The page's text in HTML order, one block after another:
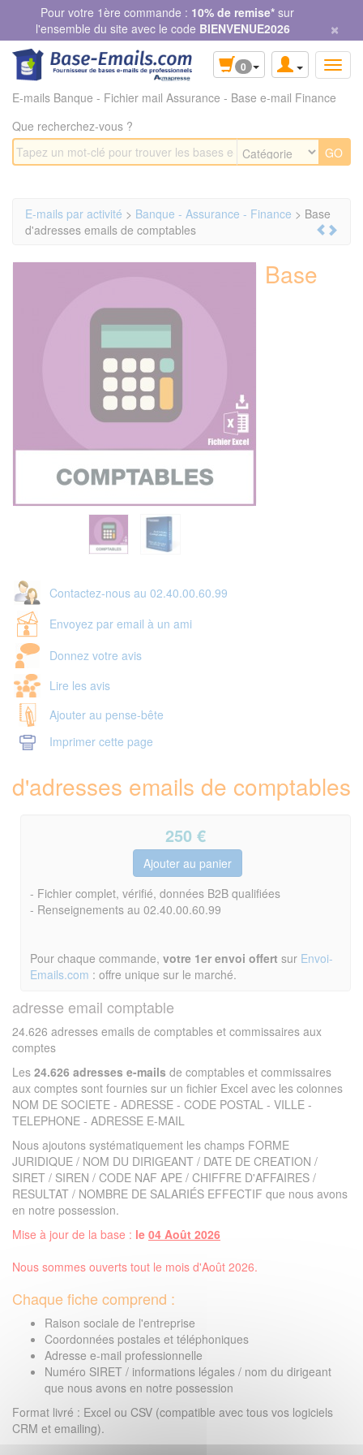
Pour votre 1ère commande : 10% de remise* sur
l'ensemble du site avec le code BIENVENUE2026 ×
0
E-mails Banque - Fichier mail Assurance - Base e-mail Finance
Que recherchez-vous ?
E-mails par activité > Banque - Assurance - Finance > Base
d'adresses emails de comptables
Contactez-nous au 02.40.00.60.99
Envoyez par email à un ami
Donnez votre avis
Lire les avis
Ajouter au pense-bête
Imprimer cette page
Base
d'adresses emails de comptables
250 €
- Fichier complet, vérifié, données B2B qualifiées
- Renseignements au 02.40.00.60.99
Pour chaque commande, votre 1er envoi offert sur Envoi-
Emails.com : offre unique sur le marché.
adresse email comptable
24.626 adresses emails de comptables et commissaires aux
comptes
Les 24.626 adresses e-mails de comptables et commissaires
aux comptes sont fournies sur un fichier Excel avec les colonnes
NOM DE SOCIETE - ADRESSE - CODE POSTAL - VILLE -
TELEPHONE - ADRESSE E-MAIL
Nous ajoutons systématiquement les champs FORME
JURIDIQUE / NOM DU DIRIGEANT / DATE DE CREATION /
SIRET / SIREN / CODE NAF APE / CHIFFRE D'AFFAIRES /
RESULTAT / NOMBRE DE SALARIÉS EFFECTIF que nous avons
en notre possession.
Mise à jour de la base : le 04 Août 2026
Nous sommes ouverts tout le mois d'Août 2026.
Chaque fiche comprend :
Raison sociale de l'entreprise
Coordonnées postales et téléphoniques
Adresse e-mail professionnelle
Numéro SIRET / informations légales / nom du dirigeant
que nous avons en notre possession
Format livré : Excel ou CSV (compatible avec tous vos logiciels
CRM et emailing).
Panneau de gestion des cookies